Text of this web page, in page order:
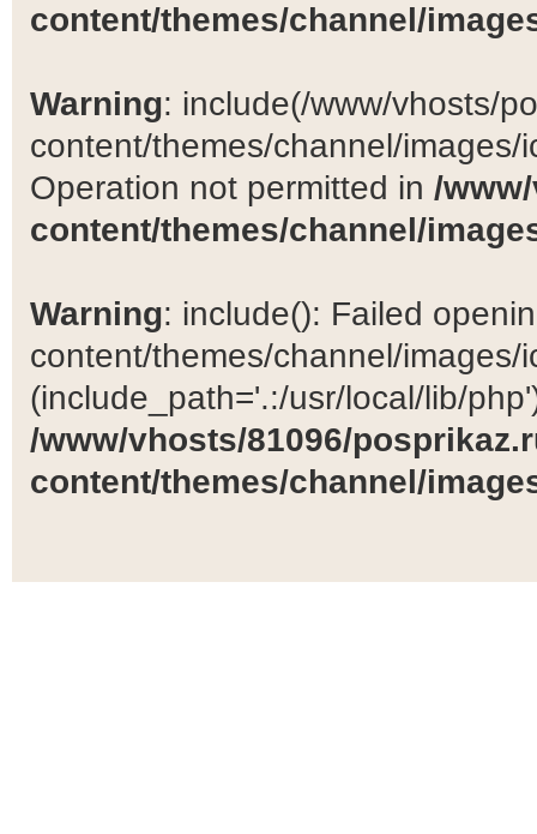
content/themes/channel/
Warning: include(/www/vhosts/
content/themes/channel/
Operation not permitted in /
content/themes/channel/
Warning: include(): Failed
content/themes/channel/images/
(include_path='.:/usr/local/lib/
/www/vhosts/81096/
content/themes/channel/